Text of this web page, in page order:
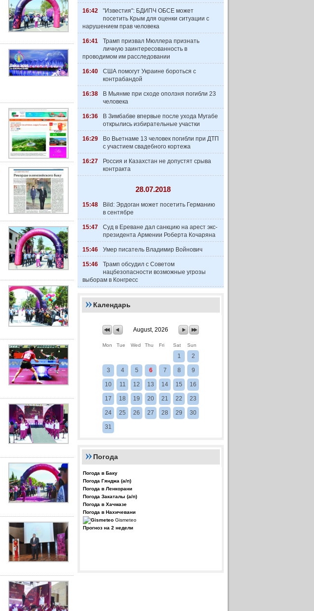
16:42
"Известия": БДИПЧ ОБСЕ может
посетить Крым для оценки ситуации с
нарушением прав человека
16:41
Трамп призвал Мюллера признать
личную заинтересованность в
проводимом им расследовании
16:40
США помогут Украине бороться с
контрабандой
16:38
В Мьянме при сходе оползня погибли 23
человека
16:36
В Зимбабве впервые после ухода Мугабе
открылись избирательные участки
16:29
Во Вьетнаме 13 человек погибли при ДТП
с участием свадебного кортежа
16:27
Россия и Казахстан не допустят срыва
контракта
28.07.2018
15:48
Bild: Эрдоган может посетить Германию
в сентябре
15:47
Суд в Ереване дал санкцию на арест экс-
президента Армении Роберта Кочаряна
15:46 Умер писатель Владимир Войнович
15:46
Трамп обсудил с Советом
нацбезопасности возможные угрозы
выборам в Конгресс
Календарь
August, 2026
Mon Tue Wed Thu Fri Sat Sun
1 2
3 4 5 6 7 8 9
10 11 12 13 14 15 16
17 18 19 20 21 22 23
24 25 26 27 28 29 30
31
Погода
Погода в Баку
Погода Гянджа (а/п)
Погода в Ленкорани
Погода Закаталы (а/п)
Погода в Хачмазе
Погода в Нахичевани
Gismeteo
Прогноз на 2 недели